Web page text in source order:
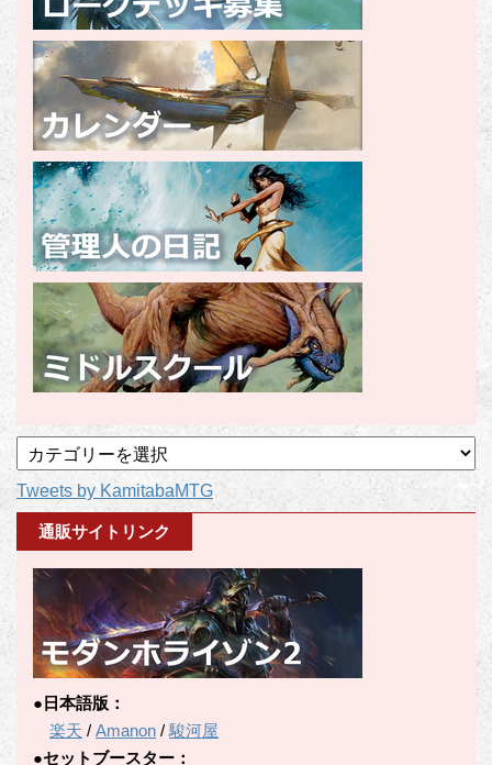
事
カ
テ
Tweets by KamitabaMTG
通販サイトリンク
●日本語版：
楽天 / Amanon /駿河屋
●セットブースター：